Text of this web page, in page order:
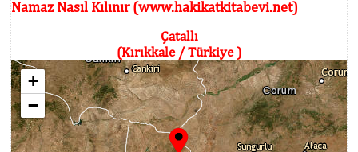
Namaz Nasıl Kılınır (www.hakikatkitabevi.net)
Çatallı
(Kırıkkale / Türkiye )
+
−